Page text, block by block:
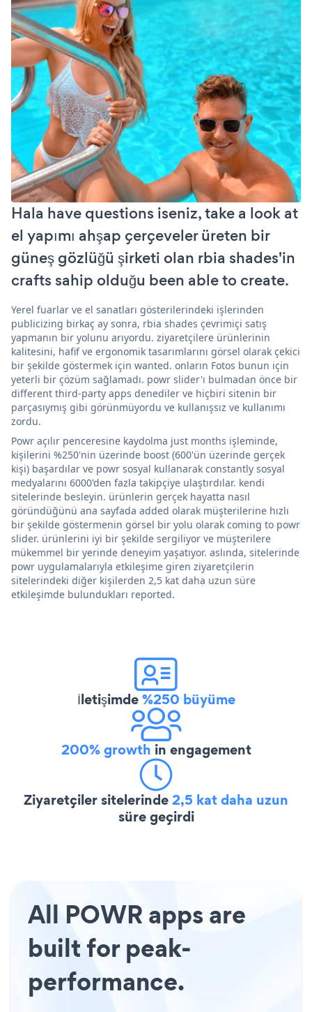
Hala have questions iseniz, take a look at
el yapımı ahşap çerçeveler üreten bir
güneş gözlüğü şirketi olan rbia shades'in
crafts sahip olduğu been able to create.
Yerel fuarlar ve el sanatları gösterilerindeki işlerinden
publicizing birkaç ay sonra, rbia shades çevrimiçi satış
yapmanın bir yolunu arıyordu. ziyaretçilere ürünlerinin
kalitesini, hafif ve ergonomik tasarımlarını görsel olarak çekici
bir şekilde göstermek için wanted. onların Fotos bunun için
yeterli bir çözüm sağlamadı. powr slider'ı bulmadan önce bir
different third-party apps denediler ve hiçbiri sitenin bir
parçasıymış gibi görünmüyordu ve kullanışsız ve kullanımı
zordu.
Powr açılır penceresine kaydolma just months işleminde,
kişilerini %250'nin üzerinde boost (600'ün üzerinde gerçek
kişi) başardılar ve powr sosyal kullanarak constantly sosyal
medyalarını 6000'den fazla takipçiye ulaştırdılar. kendi
sitelerinde besleyin. ürünlerin gerçek hayatta nasıl
göründüğünü ana sayfada added olarak müşterilerine hızlı
bir şekilde göstermenin görsel bir yolu olarak coming to powr
slider. ürünlerini iyi bir şekilde sergiliyor ve müşterilere
mükemmel bir yerinde deneyim yaşatıyor. aslında, sitelerinde
powr uygulamalarıyla etkileşime giren ziyaretçilerin
sitelerindeki diğer kişilerden 2,5 kat daha uzun süre
etkileşimde bulundukları reported.
İletişimde%250 büyüme
200% growth in engagement
Ziyaretçiler sitelerinde2,5 kat daha uzun
süre geçirdi
All POWR apps are
built for peak-
performance.